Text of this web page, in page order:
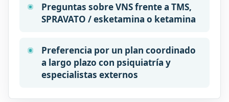
Preguntas sobre VNS frente a TMS,
SPRAVATO / esketamina o ketamina
Preferencia por un plan coordinado
a largo plazo con psiquiatría y
especialistas externos